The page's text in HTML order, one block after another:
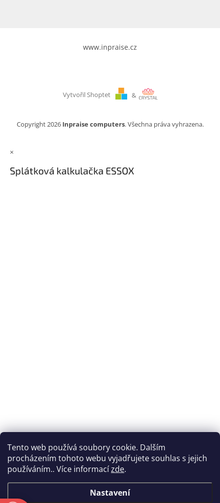
Tento web používá soubory cookie. Dalším
procházením tohoto webu vyjadřujete souhlas s jejich
používáním.. Více informacízde.
Nastavení
www.inpraise.cz
Vytvořil Shoptet &
Copyright 2026 Inpraise computers. Všechna práva vyhrazena.
×
Splátková kalkulačka ESSOX